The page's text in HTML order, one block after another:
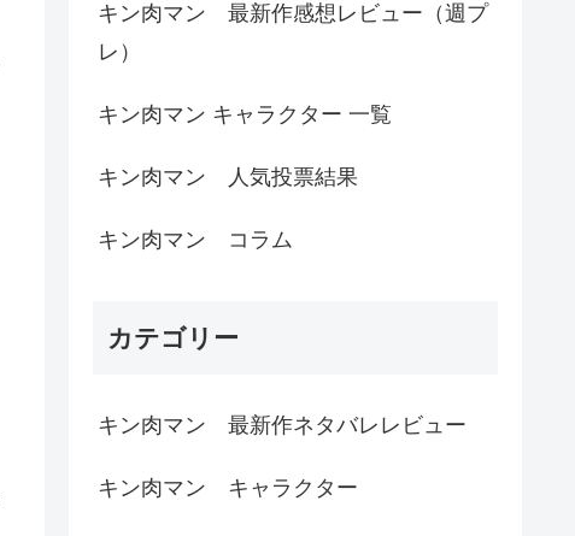
キン肉マン 最新作感想レビュー（週プ
レ）
キン肉マン キャラクター 一覧
キン肉マン 人気投票結果
キン肉マン コラム
カテゴリー
キン肉マン 最新作ネタバレレビュー
キン肉マン キャラクター